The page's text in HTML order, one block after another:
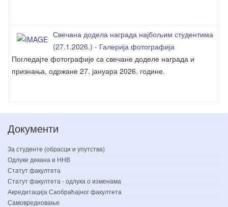
Свечана додела награда најбољим студентима
(27.1.2026.) - Галерија фотографија
Погледајте фотографије са свечане доделе награда и
признања, одржане 27. јануара 2026. године.
Документи
За студенте (обрасци и упутства)
Одлуке декана и ННВ
Статут факултета
Статут факултета - одлука о изменама
Акредитација Саобраћајног факултета
Самовредновање